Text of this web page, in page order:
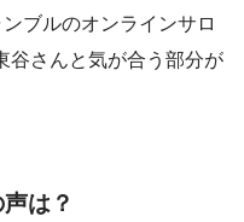
ブルのオンラインサロ
谷さんと気が合う部分が
は？